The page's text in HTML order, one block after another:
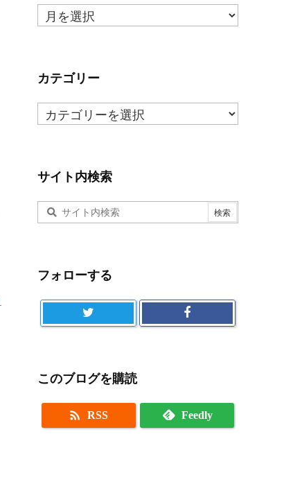
月
ご
ま
め
カテゴリー
カ
テ
ー
サイト内検索
フォローする
このブログを購読
 RSS Feedly